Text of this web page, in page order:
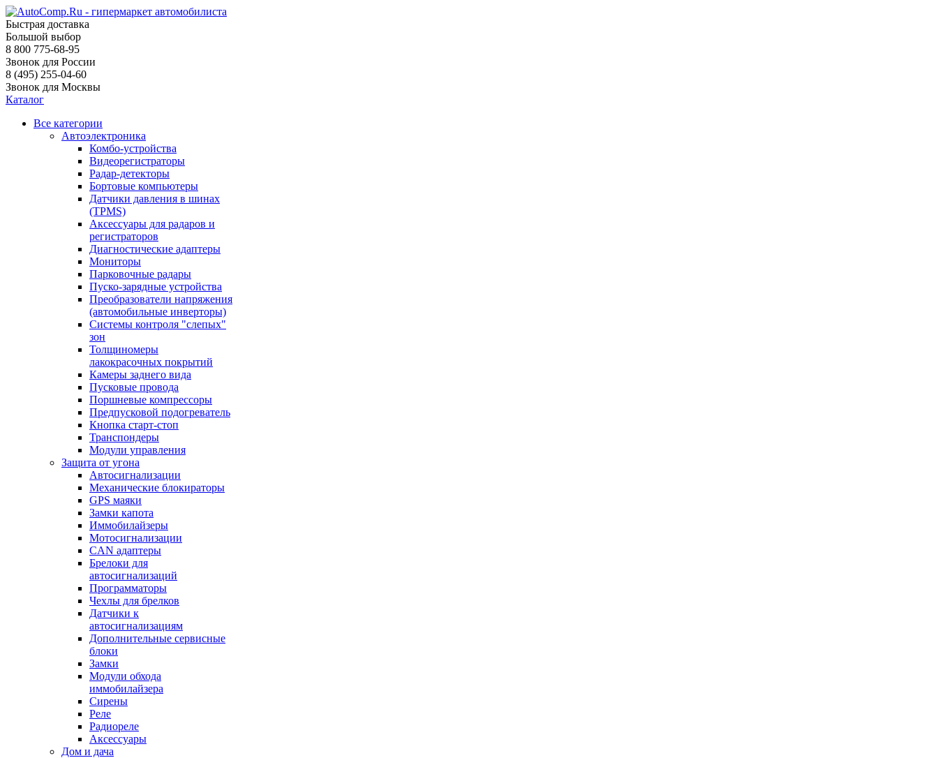
Быстрая доставка
Большой выбор
8 800 775-68-95
Звонок для России
8 (495) 255-04-60
Звонок для Москвы
Каталог
Все категории
Автоэлектроника
Комбо-устройства
Видеорегистраторы
Радар-детекторы
Бортовые компьютеры
Датчики давления в шинах
(TPMS)
Аксессуары для радаров и
регистраторов
Диагностические адаптеры
Мониторы
Парковочные радары
Пуско-зарядные устройства
Преобразователи напряжения
(автомобильные инверторы)
Системы контроля "слепых"
зон
Толщиномеры
лакокрасочных покрытий
Камеры заднего вида
Пусковые провода
Поршневые компрессоры
Предпусковой подогреватель
Кнопка старт-стоп
Транспондеры
Модули управления
Защита от угона
Автосигнализации
Механические блoкираторы
GPS маяки
Замки капота
Иммобилайзеры
Мотосигнализации
CAN адаптеры
Брелоки для
автосигнализаций
Программаторы
Чехлы для брелков
Датчики к
автосигнализациям
Дополнительные сервисные
блоки
Замки
Модули обхода
иммобилайзера
Сирены
Реле
Радиореле
Аксессуары
Дом и дача